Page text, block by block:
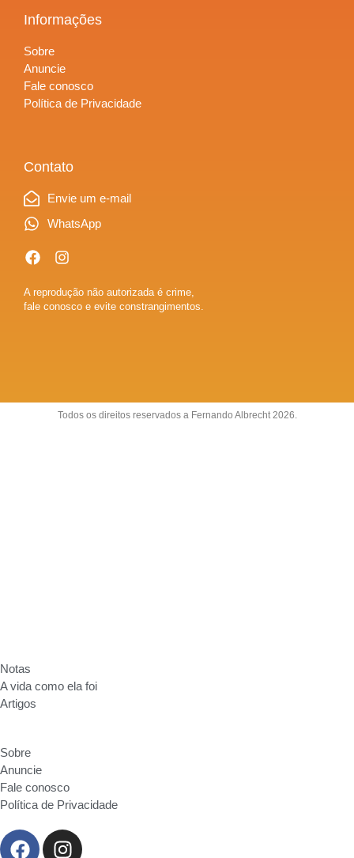
Informações
Sobre
Anuncie
Fale conosco
Política de Privacidade
Contato
Envie um e-mail
WhatsApp
A reprodução não autorizada é crime,
fale conosco e evite constrangimentos.
Todos os direitos reservados a Fernando Albrecht 2026.
Notas
A vida como ela foi
Artigos
Sobre
Anuncie
Fale conosco
Política de Privacidade